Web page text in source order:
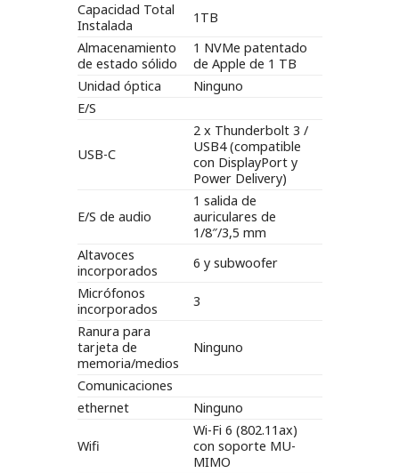
Capacidad Total
Instalada
1TB
Almacenamiento
de estado sólido
1 NVMe patentado
de Apple de 1 TB
Unidad óptica
Ninguno
E/S
USB-C
2 x Thunderbolt 3 /
USB4 (compatible
con DisplayPort y
Power Delivery)
E/S de audio
1 salida de
auriculares de
1/8″/3,5 mm
Altavoces
incorporados
6 y subwoofer
Micrófonos
incorporados
3
Ranura para
tarjeta de
memoria/medios
Ninguno
Comunicaciones
ethernet
Ninguno
Wifi
Wi-Fi 6 (802.11ax)
con soporte MU-
MIMO